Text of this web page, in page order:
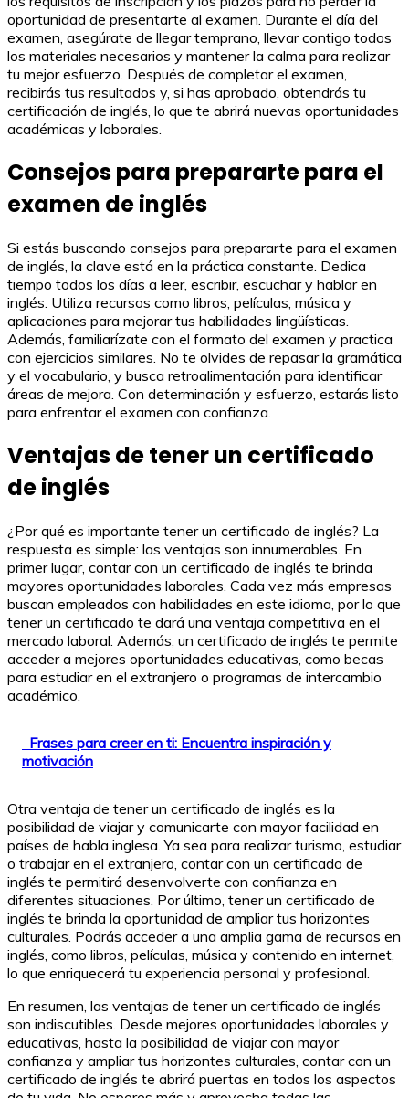
oportunidad de presentarte al examen. Durante el día del
examen, asegúrate de llegar temprano, llevar contigo todos
los materiales necesarios y mantener la calma para realizar
tu mejor esfuerzo. Después de completar el examen,
recibirás tus resultados y, si has aprobado, obtendrás tu
certificación de inglés, lo que te abrirá nuevas oportunidades
académicas y laborales.
Consejos para prepararte para el
examen de inglés
Si estás buscando consejos para prepararte para el examen
de inglés, la clave está en la práctica constante. Dedica
tiempo todos los días a leer, escribir, escuchar y hablar en
inglés. Utiliza recursos como libros, películas, música y
aplicaciones para mejorar tus habilidades lingüísticas.
Además, familiarízate con el formato del examen y practica
con ejercicios similares. No te olvides de repasar la gramática
y el vocabulario, y busca retroalimentación para identificar
áreas de mejora. Con determinación y esfuerzo, estarás listo
para enfrentar el examen con confianza.
Ventajas de tener un certificado
de inglés
¿Por qué es importante tener un certificado de inglés? La
respuesta es simple: las ventajas son innumerables. En
primer lugar, contar con un certificado de inglés te brinda
mayores oportunidades laborales. Cada vez más empresas
buscan empleados con habilidades en este idioma, por lo que
tener un certificado te dará una ventaja competitiva en el
mercado laboral. Además, un certificado de inglés te permite
acceder a mejores oportunidades educativas, como becas
para estudiar en el extranjero o programas de intercambio
académico.
Frases para creer en ti: Encuentra inspiración y
motivación
Otra ventaja de tener un certificado de inglés es la
posibilidad de viajar y comunicarte con mayor facilidad en
países de habla inglesa. Ya sea para realizar turismo, estudiar
o trabajar en el extranjero, contar con un certificado de
inglés te permitirá desenvolverte con confianza en
diferentes situaciones. Por último, tener un certificado de
inglés te brinda la oportunidad de ampliar tus horizontes
culturales. Podrás acceder a una amplia gama de recursos en
inglés, como libros, películas, música y contenido en internet,
lo que enriquecerá tu experiencia personal y profesional.
En resumen, las ventajas de tener un certificado de inglés
son indiscutibles. Desde mejores oportunidades laborales y
educativas, hasta la posibilidad de viajar con mayor
confianza y ampliar tus horizontes culturales, contar con un
certificado de inglés te abrirá puertas en todos los aspectos